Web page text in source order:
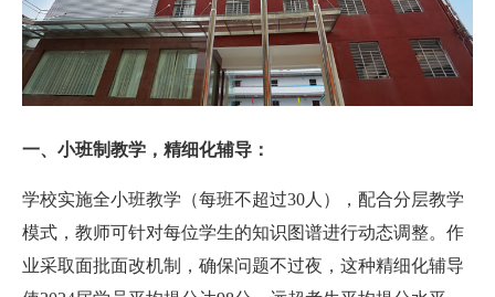
一、小班制教学，精细化辅导：
学校实施全小班教学（每班不超过30人），配合分层教学
模式，教师可针对每位学生的知识图谱进行动态调整。作
业采取面批面改机制，确保问题不过夜，这种精细化辅导